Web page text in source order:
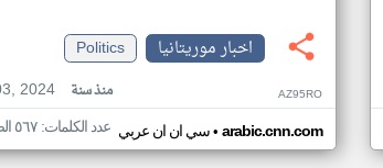
اخبار موريتانيا
Politics
2024
منذ سنة AZ95RO
سي ان ان عربي• arabic.cnn.com عدد الكلمات: ٥٦٧ الصور: ٦